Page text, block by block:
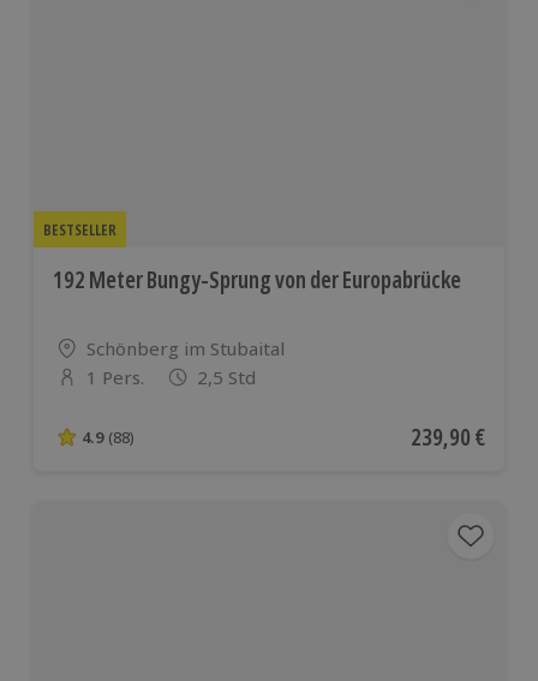
BESTSELLER
192 Meter Bungy-Sprung von der Europabrücke
Standort
Schönberg im Stubaital
Anzahl der Teilnehmer
1 Pers. 2,5 Std
4.9 von 5 Sternen basierend auf 88 Bewertungen
4.9 (88) Aktueller Preis
239,90 €